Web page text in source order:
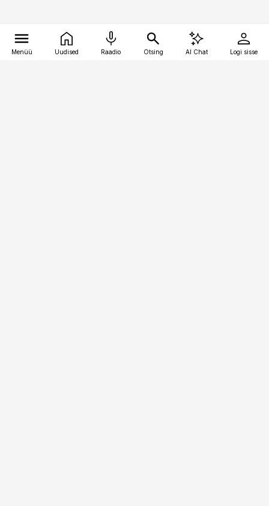
Menüü Uudised Raadio Otsing AI Chat Logi sisse